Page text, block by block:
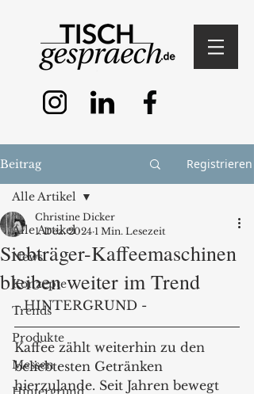
Beitrag Registrieren
Alle Artikel
News
Konzepte
Trends
Produkte
Messen
Alle Artikel
Siebträger-Kaffeemaschinen
bleiben weiter im Trend
Christine Dicker
1. Dez. 2024 1 Min. Lesezeit
- HINTERGRUND -
Kaffee zählt weiterhin zu den
beliebtesten Getränken
hierzulande. Seit Jahren bewegt